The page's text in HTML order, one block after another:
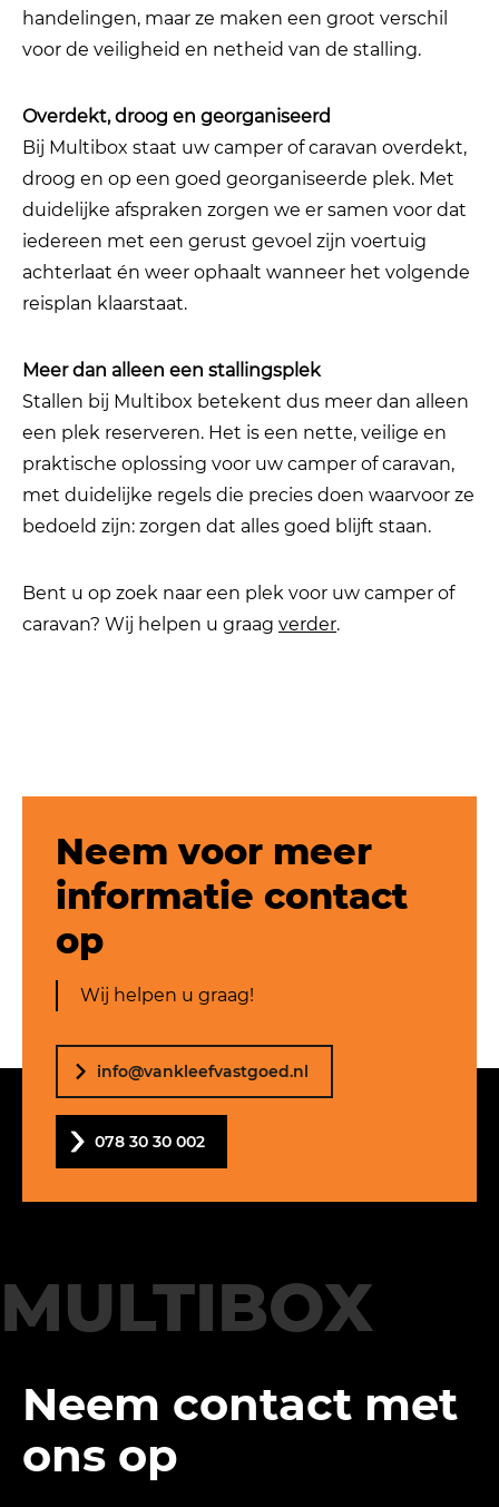
handelingen, maar ze maken een groot verschil
voor de veiligheid en netheid van de stalling.
Overdekt, droog en georganiseerd
Bij Multibox staat uw camper of caravan overdekt,
droog en op een goed georganiseerde plek. Met
duidelijke afspraken zorgen we er samen voor dat
iedereen met een gerust gevoel zijn voertuig
achterlaat én weer ophaalt wanneer het volgende
reisplan klaarstaat.
Meer dan alleen een stallingsplek
Stallen bij Multibox betekent dus meer dan alleen
een plek reserveren. Het is een nette, veilige en
praktische oplossing voor uw camper of caravan,
met duidelijke regels die precies doen waarvoor ze
bedoeld zijn: zorgen dat alles goed blijft staan.
Bent u op zoek naar een plek voor uw camper of
caravan? Wij helpen u graag verder.
Neem voor meer
informatie contact
op
Wij helpen u graag!
info@vankleefvastgoed.nl
078 30 30 002
MULTIBOX
Neem contact met
ons op